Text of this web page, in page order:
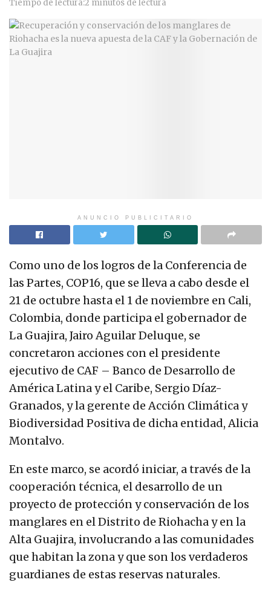
Tiempo de lectura:2 minutos de lectura
ANUNCIO PUBLICITARIO
Como uno de los logros de la Conferencia de
las Partes, COP16, que se lleva a cabo desde el
21 de octubre hasta el 1 de noviembre en Cali,
Colombia, donde participa el gobernador de
La Guajira, Jairo Aguilar Deluque, se
concretaron acciones con el presidente
ejecutivo de CAF – Banco de Desarrollo de
América Latina y el Caribe, Sergio Díaz-
Granados, y la gerente de Acción Climática y
Biodiversidad Positiva de dicha entidad, Alicia
Montalvo.
En este marco, se acordó iniciar, a través de la
cooperación técnica, el desarrollo de un
proyecto de protección y conservación de los
manglares en el Distrito de Riohacha y en la
Alta Guajira, involucrando a las comunidades
que habitan la zona y que son los verdaderos
guardianes de estas reservas naturales.